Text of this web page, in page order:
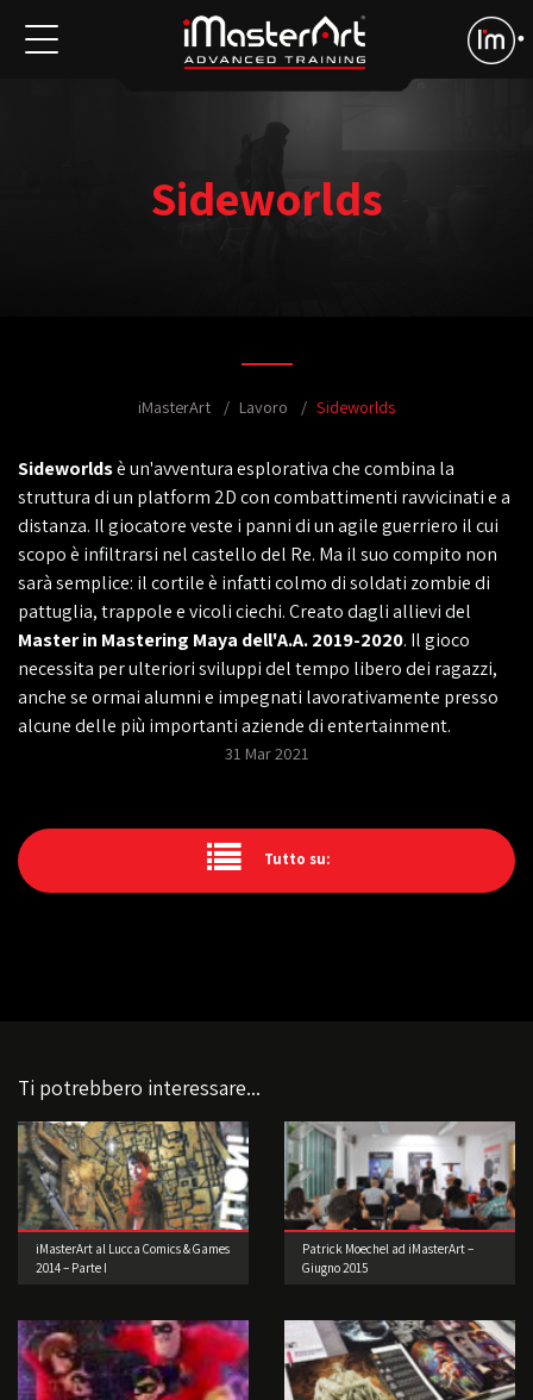
Sideworlds
iMasterArt Lavoro Sideworlds
Sideworldsè un'avventura esplorativa che combina la
struttura di un platform 2D con combattimenti ravvicinati e a
distanza. Il giocatore veste i panni di un agile guerriero il cui
scopo è infiltrarsi nel castello del Re. Ma il suo compito non
sarà semplice: il cortile è infatti colmo di soldati zombie di
pattuglia, trappole e vicoli ciechi. Creato dagli allievi del
Master in Mastering Maya dell'A.A. 2019-2020. Il gioco
necessita per ulteriori sviluppi del tempo libero dei ragazzi,
anche se ormai alumni e impegnati lavorativamente presso
alcune delle più importanti aziende di entertainment.
31 Mar 2021
Tutto su:
Ti potrebbero interessare...
iMasterArt al Lucca Comics & Games
2014 – Parte I
Patrick Moechel ad iMasterArt –
Giugno 2015